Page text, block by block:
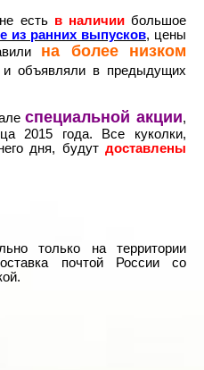
есть в наличиибольшое
из ранних выпусков, цены
на более низком
объявляли в предыдущих
специальной акции,
2015 года. Все куколки,
дня, будут доставлены
только на территории
почтой России со